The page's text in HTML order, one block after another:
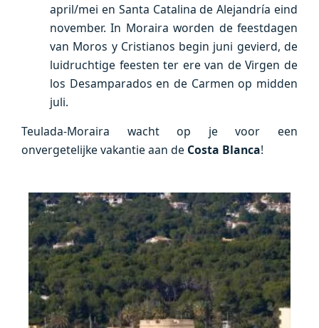
april/mei en Santa Catalina de Alejandría eind
november. In Moraira worden de feestdagen
van Moros y Cristianos begin juni gevierd, de
luidruchtige feesten ter ere van de Virgen de
los Desamparados en de Carmen op midden
juli.
Teulada-Moraira wacht op je voor een
onvergetelijke vakantie aan de Costa Blanca!